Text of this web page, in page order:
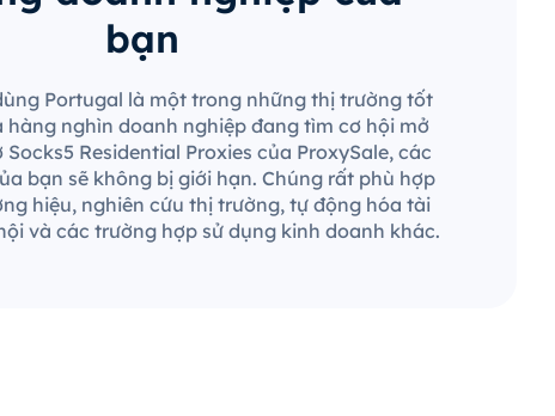
bạn
Portugal là một trong những thị trường tốt
hàng nghìn doanh nghiệp đang tìm cơ hội mở
Residential Proxies của ProxySale, các
bạn sẽ không bị giới hạn. Chúng rất phù hợp
hiệu, nghiên cứu thị trường, tự động hóa tài
và các trường hợp sử dụng kinh doanh khác.